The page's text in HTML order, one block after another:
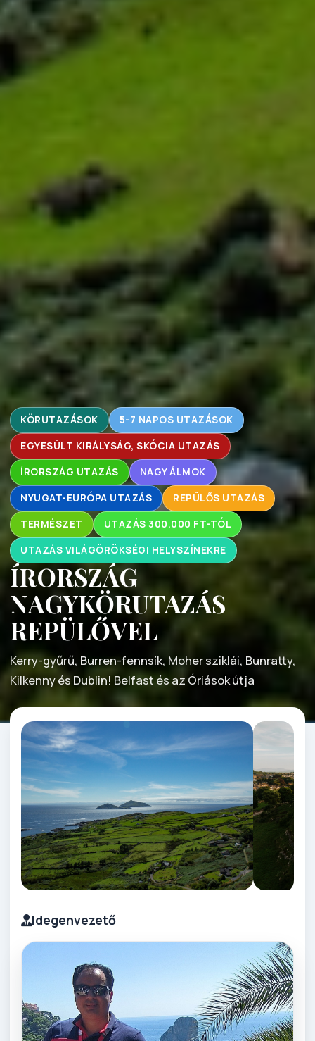
KÖRUTAZÁSOK 5-7 NAPOS UTAZÁSOK
EGYESÜLT KIRÁLYSÁG, SKÓCIA UTAZÁS
ÍRORSZÁG UTAZÁS NAGY ÁLMOK
NYUGAT-EURÓPA UTAZÁS REPÜLŐS UTAZÁS
TERMÉSZET UTAZÁS 300.000 FT-TÓL
UTAZÁS VILÁGÖRÖKSÉGI HELYSZÍNEKRE
ÍRORSZÁG
NAGYKÖRUTAZÁS
REPÜLŐVEL
Kerry-gyűrű, Burren-fennsík, Moher sziklái, Bunratty,
Kilkenny és Dublin! Belfast és az Óriások útja
Idegenvezető